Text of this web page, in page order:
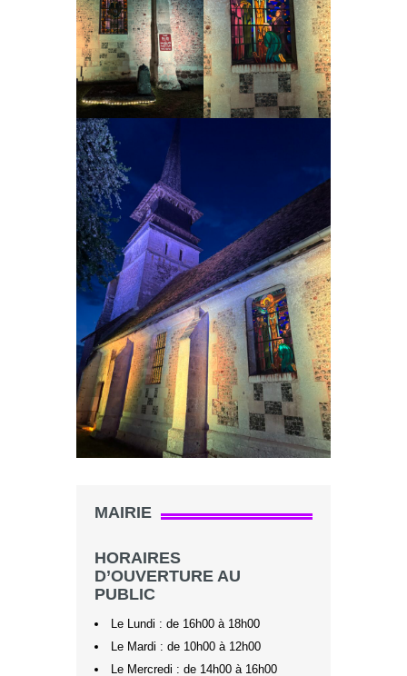
MAIRIE
HORAIRES
D’OUVERTURE AU
PUBLIC
Le Lundi : de 16h00 à 18h00
Le Mardi : de 10h00 à 12h00
Le Mercredi : de 14h00 à 16h00